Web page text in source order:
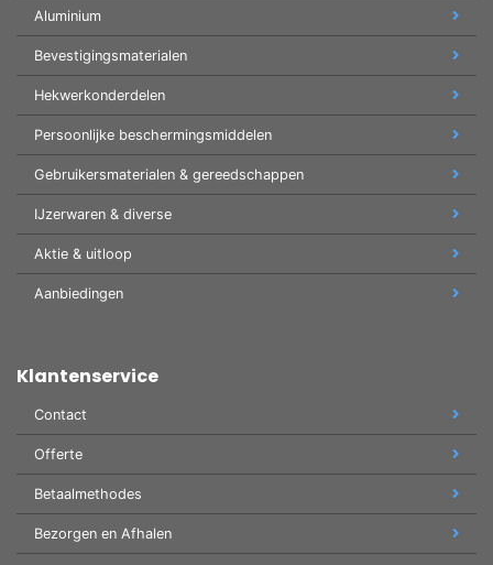
Aluminium
Bevestigingsmaterialen
Hekwerkonderdelen
Persoonlijke beschermingsmiddelen
Gebruikersmaterialen & gereedschappen
IJzerwaren & diverse
Aktie & uitloop
Aanbiedingen
Klantenservice
Contact
Offerte
Betaalmethodes
Bezorgen en Afhalen